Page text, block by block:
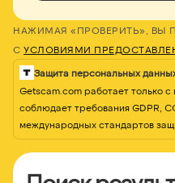
НАЖИМАЯ «ПРОВЕРИТЬ», ВЫ
С УСЛОВИЯМИ
Защита персональных
Getscam.com работает только
соблюдает требования GDPR,
международных стандартов